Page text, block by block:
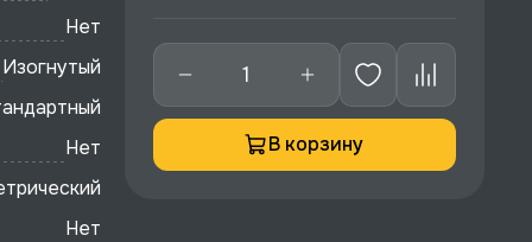
Нет
Изогнутый
Нет
Нет
В корзину